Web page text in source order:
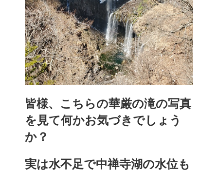
皆様、こちらの華厳の滝の写真
を見て何かお気づきでしょう
か？
実は水不足で中禅寺湖の水位も